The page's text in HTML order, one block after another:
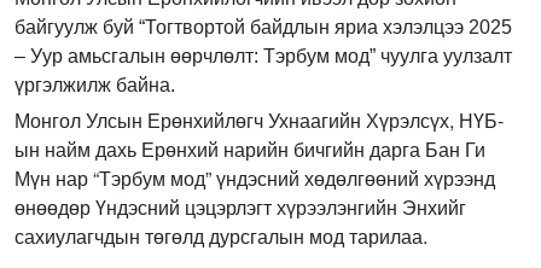
байгуулж буй “Тогтвортой байдлын яриа хэлэлцээ 2025
– Уур амьсгалын өөрчлөлт: Тэрбум мод” чуулга уулзалт
үргэлжилж байна.
Монгол Улсын Ерөнхийлөгч Ухнаагийн Хүрэлсүх, НҮБ-
ын найм дахь Ерөнхий нарийн бичгийн дарга Бан Ги
Мүн нар “Тэрбум мод” үндэсний хөдөлгөөний хүрээнд
өнөөдөр Үндэсний цэцэрлэгт хүрээлэнгийн Энхийг
сахиулагчдын төгөлд дурсгалын мод тарилаа.